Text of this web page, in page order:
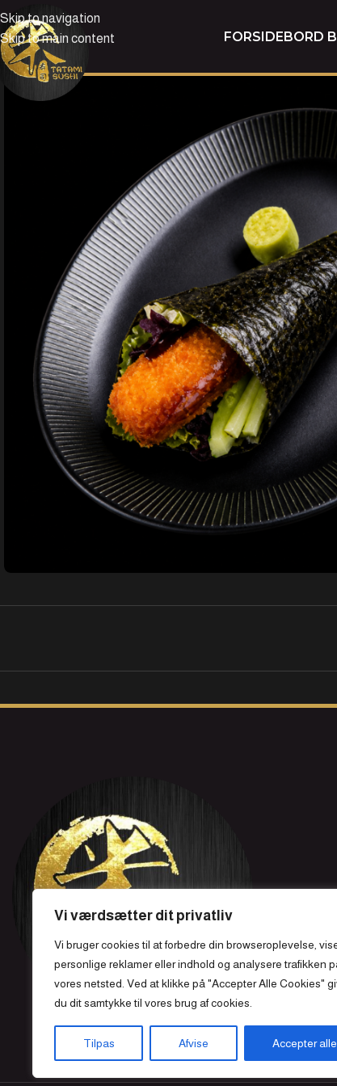
Vi værdsætter dit privatliv
Vi bruger cookies til at forbedre din browseroplevelse,
personlige reklamer eller indhold og analysere trafikken
vores netsted. Ved at klikke på "Accepter Alle Cookies"
du dit samtykke til vores brug af cookies.
Tilpas Afvise Accepter alle
Skip to navigation
Skip to main content
FORSIDEBORD